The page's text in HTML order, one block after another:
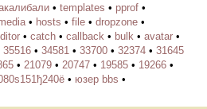
• templates • pprof •
• hosts • file • dropzone •
• catch • callback • bulk • avatar •
35516 • 34581 • 33700 • 32374 • 31645
• 21079 • 20747 • 19585 • 19266 •
• юзер bbs •